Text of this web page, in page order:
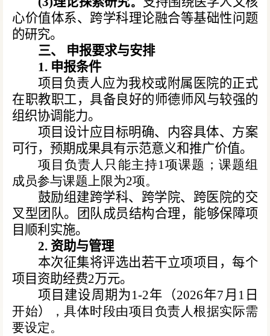
心价值体系、跨学科理论融合等基础性问题
的研究。
三、 申报要求与安排
1. 申报条件
项目负责人应为我校或附属医院的正式
在职教职工，具备良好的师德师风与较强的
组织协调能力。
项目设计应目标明确、内容具体、方案
可行，预期成果具有示范意义和推广价值。
项目负责人只能主持1项课题；课题组
成员参与课题上限为2项。
鼓励组建跨学科、跨学院、跨医院的交
叉型团队。团队成员结构合理，能够保障项
目顺利实施。
2. 资助与管理
本次征集将评选出若干立项项目，每个
项目资助经费2万元。
项目建设周期为1-2年（2026年7月1日
开始） ，具体时段由项目负责人根据实际需
要设定。